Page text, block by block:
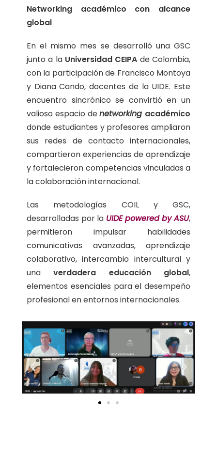
Networking académico con alcance
global
En el mismo mes se desarrolló una GSC
junto a la Universidad CEIPA de Colombia,
con la participación de Francisco Montoya
y Diana Cando, docentes de la UIDE. Este
encuentro sincrónico se convirtió en un
valioso espacio denetworking académico
donde estudiantes y profesores ampliaron
sus redes de contacto internacionales,
compartieron experiencias de aprendizaje
y fortalecieron competencias vinculadas a
la colaboración internacional.
Las metodologías COIL y GSC,
desarrolladas por la UIDE powered by ASU,
permitieron impulsar habilidades
comunicativas avanzadas, aprendizaje
colaborativo, intercambio intercultural y
unaverdadera educación global,
elementos esenciales para el desempeño
profesional en entornos internacionales.